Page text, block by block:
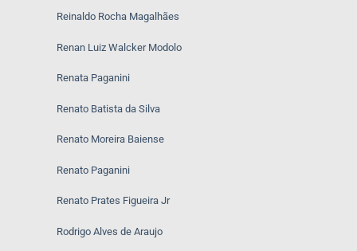
Reinaldo Rocha Magalhães
Renan Luiz Walcker Modolo
Renata Paganini
Renato Batista da Silva
Renato Moreira Baiense
Renato Paganini
Renato Prates Figueira Jr
Rodrigo Alves de Araujo